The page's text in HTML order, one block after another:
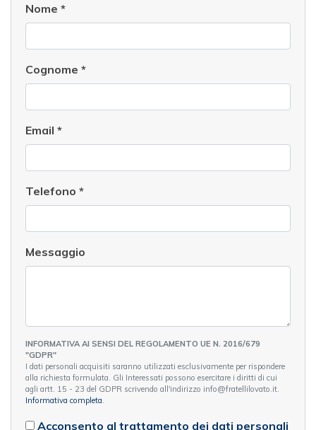
Nome *
Cognome *
Email *
Telefono *
Messaggio
INFORMATIVA AI SENSI DEL REGOLAMENTO UE N. 2016/679
"GDPR"
I dati personali acquisiti saranno utilizzati esclusivamente per rispondere
alla richiesta formulata. Gli Interessati possono esercitare i diritti di cui
agli artt. 15 - 23 del GDPR scrivendo all'indirizzo info@fratellilovato.it.
Informativa completa
Acconsento al trattamento dei dati personali